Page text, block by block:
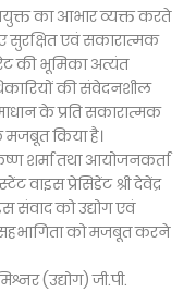
का आभार व्यक्त करते
सुरक्षित एवं सकारात्मक
की भूमिका अत्यंत
की संवेदनशील
के प्रति सकारात्मक
मजबूत किया है।
शर्मा तथा आयोजनकर्ता
प्रेसिडेंट श्री देवेंद्र
संवाद को उद्योग एवं
को मजबूत करने
(उद्योग) जी.पी.